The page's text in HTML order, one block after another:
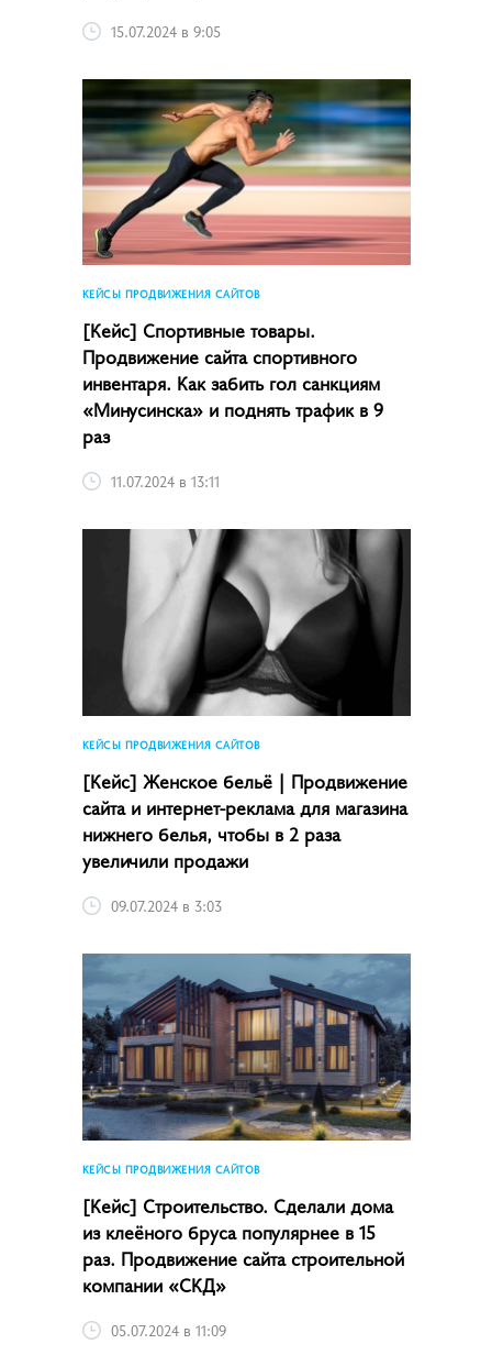
15.07.2024 в 9:05
КЕЙСЫ ПРОДВИЖЕНИЯ САЙТОВ
[Кейс] Спортивные товары.
Продвижение сайта спортивного
инвентаря. Как забить гол санкциям
«Минусинска» и поднять трафик в 9
раз
11.07.2024 в 13:11
КЕЙСЫ ПРОДВИЖЕНИЯ САЙТОВ
[Кейс] Женское бельё | Продвижение
сайта и интернет-реклама для магазина
нижнего белья, чтобы в 2 раза
увеличили продажи
09.07.2024 в 3:03
КЕЙСЫ ПРОДВИЖЕНИЯ САЙТОВ
[Кейс] Строительство. Сделали дома
из клеёного бруса популярнее в 15
раз. Продвижение сайта строительной
компании «СКД»
05.07.2024 в 11:09